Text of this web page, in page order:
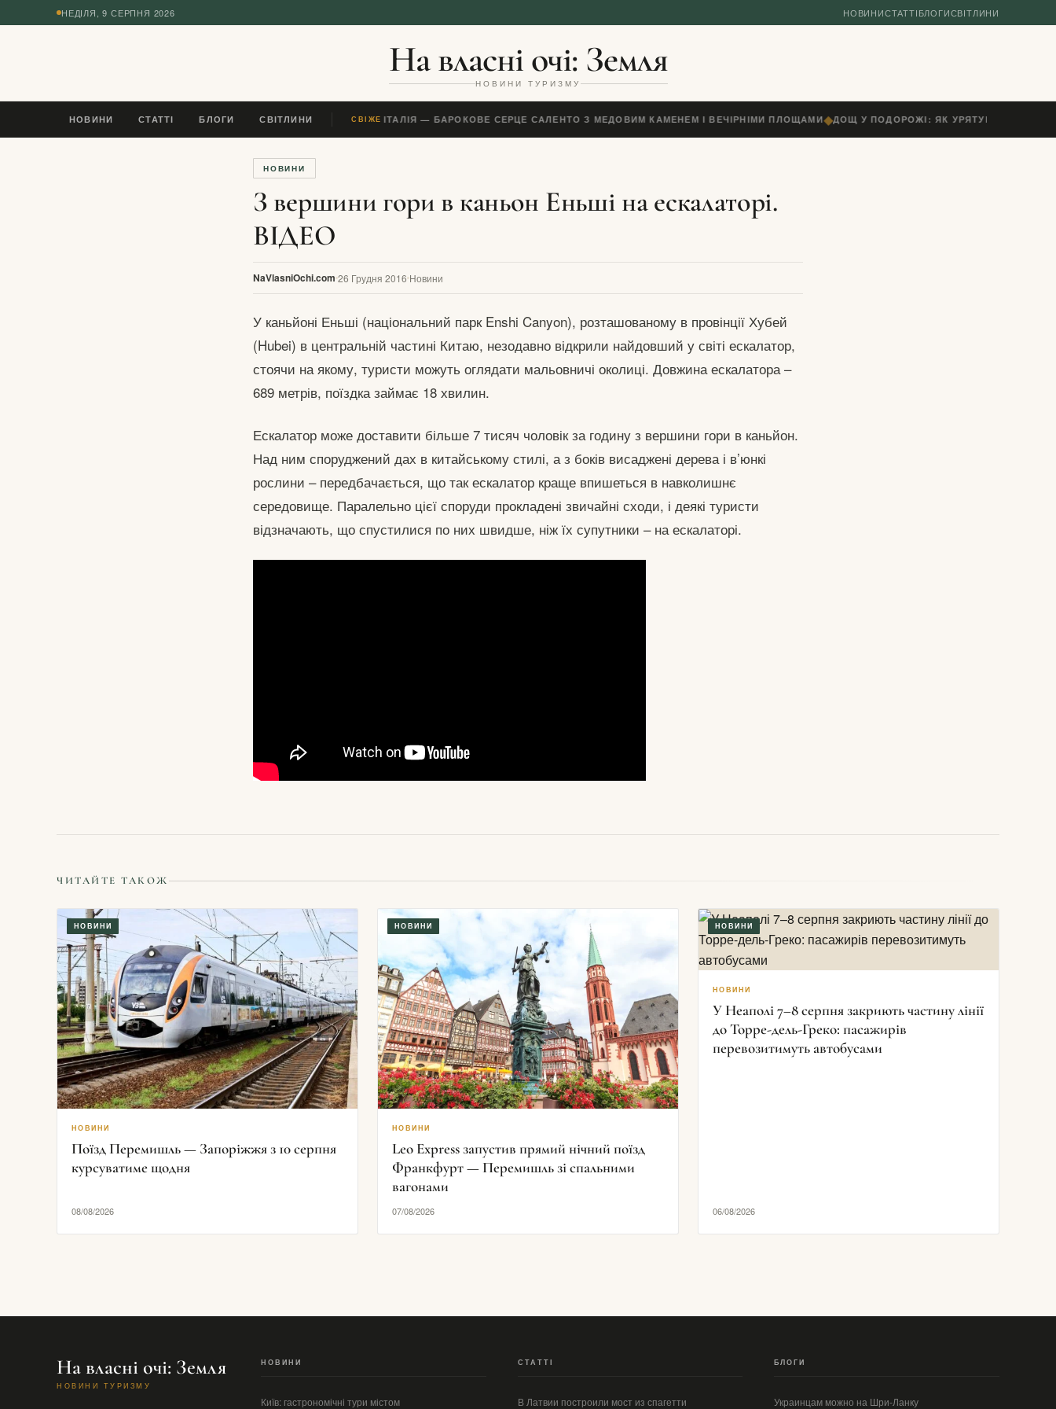
НЕДІЛЯ, 9 СЕРПНЯ 2026 НОВИНИСТАТТІБЛОГИСВІТЛИНИ
На власні очі: Земля
НОВИНИ ТУРИЗМУ
НОВИНИ СТАТТІ БЛОГИ СВІТЛИНИ СВІЖЕ
ЛЕЧЧЕ, ІТАЛІЯ — БАРОКОВЕ СЕРЦЕ САЛЕНТО З МЕДОВИМ КАМЕНЕМ І ВЕЧІРНІМИ ПЛОЩАМИ◆ДОЩ У ПОДОРОЖІ: ЯК УРЯТУВАТИ ДЕНЬ
НОВИНИ
З вершини гори в каньон Еньші на ескалаторі.
ВІДЕО
NaVlasniOchi.com 26 Грудня 2016 Новини
У каньйоні Еньші (національний парк Enshi Canyon), розташованому в провінції Хубей
(Hubei) в центральній частині Китаю, незодавно відкрили найдовший у світі ескалатор,
стоячи на якому, туристи можуть оглядати мальовничі околиці. Довжина ескалатора –
689 метрів, поїздка займає 18 хвилин.
Ескалатор може доставити більше 7 тисяч чоловік за годину з вершини гори в каньйон.
Над ним споруджений дах в китайському стилі, а з боків висаджені дерева і в’юнкі
рослини – передбачається, що так ескалатор краще впишеться в навколишнє
середовище. Паралельно цієї споруди прокладені звичайні сходи, і деякі туристи
відзначають, що спустилися по них швидше, ніж їх супутники – на ескалаторі.
ЧИТАЙТЕ ТАКОЖ
НОВИНИ
НОВИНИ
Поїзд Перемишль — Запоріжжя з 10 серпня
курсуватиме щодня
08/08/2026
НОВИНИ
НОВИНИ
Leo Express запустив прямий нічний поїзд
Франкфурт — Перемишль зі спальними
вагонами
07/08/2026
НОВИНИ
НОВИНИ
У Неаполі 7–8 серпня закриють частину лінії
до Торре-дель-Греко: пасажирів
перевозитимуть автобусами
06/08/2026
На власні очі: Земля
НОВИНИ ТУРИЗМУ
НОВИНИ
Київ: гастрономічні тури містом
СТАТТІ
В Латвии построили мост из спагетти
БЛОГИ
Украинцам можно на Шри-Ланку